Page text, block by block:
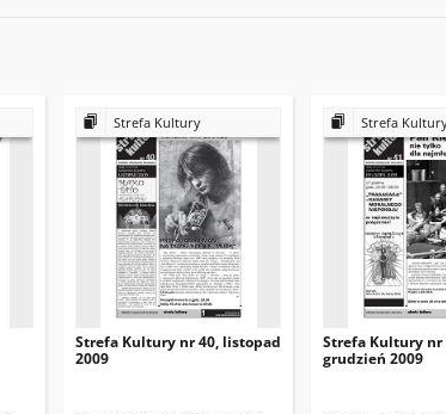
Strefa Kultury
Strefa Kultury nr 40, listopad
2009
Strefa
Strefa Kultury nr
grudzień 2009